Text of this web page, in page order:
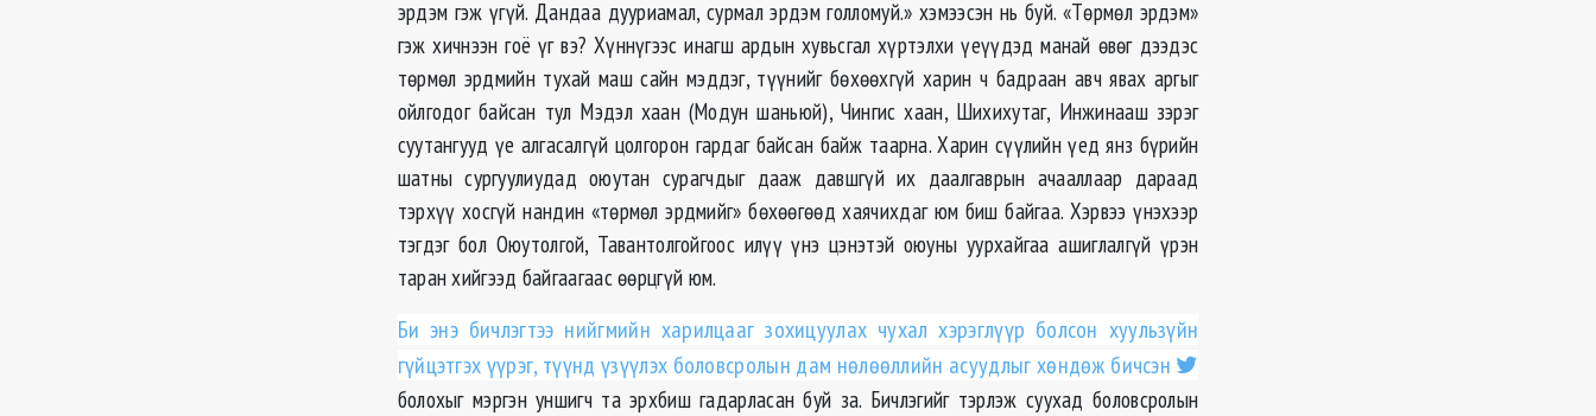
эрдэм гэж үгүй. Дандаа дууриамал, сурмал эрдэм голломуй.» хэмээсэн нь буй. «Төрмөл эрдэм»
гэж хичнээн гоё үг вэ? Хүннүгээс инагш ардын хувьсгал хүртэлхи үеүүдэд манай өвөг дээдэс
төрмөл эрдмийн тухай маш сайн мэддэг, түүнийг бөхөөхгүй харин ч бадраан авч явах аргыг
ойлгодог байсан тул Мэдэл хаан (Модун шаньюй), Чингис хаан, Шихихутаг, Инжинааш зэрэг
суутангууд үе алгасалгүй цолгорон гардаг байсан байж таарна. Харин сүүлийн үед янз бүрийн
шатны сургуулиудад оюутан сурагчдыг дааж давшгүй их даалгаврын ачааллаар дараад
тэрхүү хосгүй нандин «төрмөл эрдмийг» бөхөөгөөд хаячихдаг юм биш байгаа. Хэрвээ үнэхээр
тэгдэг бол Оюутолгой, Тавантолгойгоос илүү үнэ цэнэтэй оюуны уурхайгаа ашиглалгүй үрэн
таран хийгээд байгаагаас өөрцгүй юм.
Би энэ бичлэгтээ нийгмийн харилцааг зохицуулах чухал хэрэглүүр болсон хуульзүйн
гүйцэтгэх үүрэг, түүнд үзүүлэх боловсролын дам нөлөөллийн асуудлыг хөндөж бичсэн
болохыг мэргэн уншигч та эрхбиш гадарласан буй за. Бичлэгийг тэрлэж суухад боловсролын